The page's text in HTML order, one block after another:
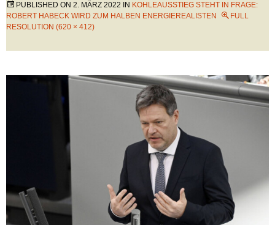
PUBLISHED ON 2. MÄRZ 2022 IN KOHLEAUSSTIEG STEHT IN FRAGE:
ROBERT HABECK WIRD ZUM HALBEN ENERGIEREALISTEN
FULL
RESOLUTION (620 × 412)